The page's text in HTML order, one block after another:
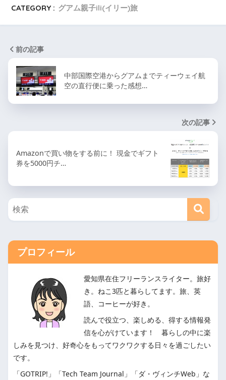
CATEGORY : グアム親子ili(イリー)旅
前の記事
中部国際空港からグアムまでティーウェイ航
空の直行便に乗った感想…
次の記事
Amazonで買い物をする前に！ 現金でギフト
券を5000円チ…
プロフィール
愛知県在住フリーランスライター。旅好
き。ねこ3匹と暮らしてます。旅、英
語、コーヒーが好き。
読んで役立つ、楽しめる、得する情報発
信を心がけています！ 暮らしの中に楽
しみを見つけ、好奇心をもってワクワクする日々を過ごしたい
です。
「GOTRIP!」「Tech Team Journal」「ダ・ヴィンチWeb」な